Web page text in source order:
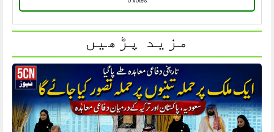
مزید پڑھیں